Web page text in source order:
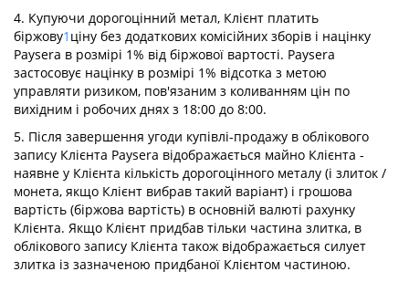
4. Купуючи дорогоцінний метал, Клієнт платить
біржову1 ціну без додаткових комісійних зборів і націнку
Paysera в розмірі 1% від біржової вартості. Paysera
застосовує націнку в розмірі 1% відсотка з метою
управляти ризиком, пов'язаним з коливанням цін по
вихідним і робочих днях з 18:00 до 8:00.
5. Після завершення угоди купівлі-продажу в облікового
запису Клієнта Paysera відображається майно Клієнта -
наявне у Клієнта кількість дорогоцінного металу (і злиток /
монета, якщо Клієнт вибрав такий варіант) і грошова
вартість (біржова вартість) в основній валюті рахунку
Клієнта. Якщо Клієнт придбав тільки частина злитка, в
облікового запису Клієнта також відображається силует
злитка із зазначеною придбаної Клієнтом частиною.